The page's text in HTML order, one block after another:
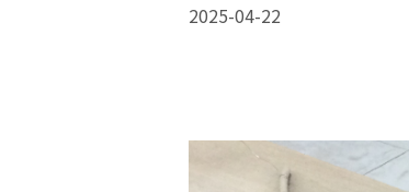
2025-04-22